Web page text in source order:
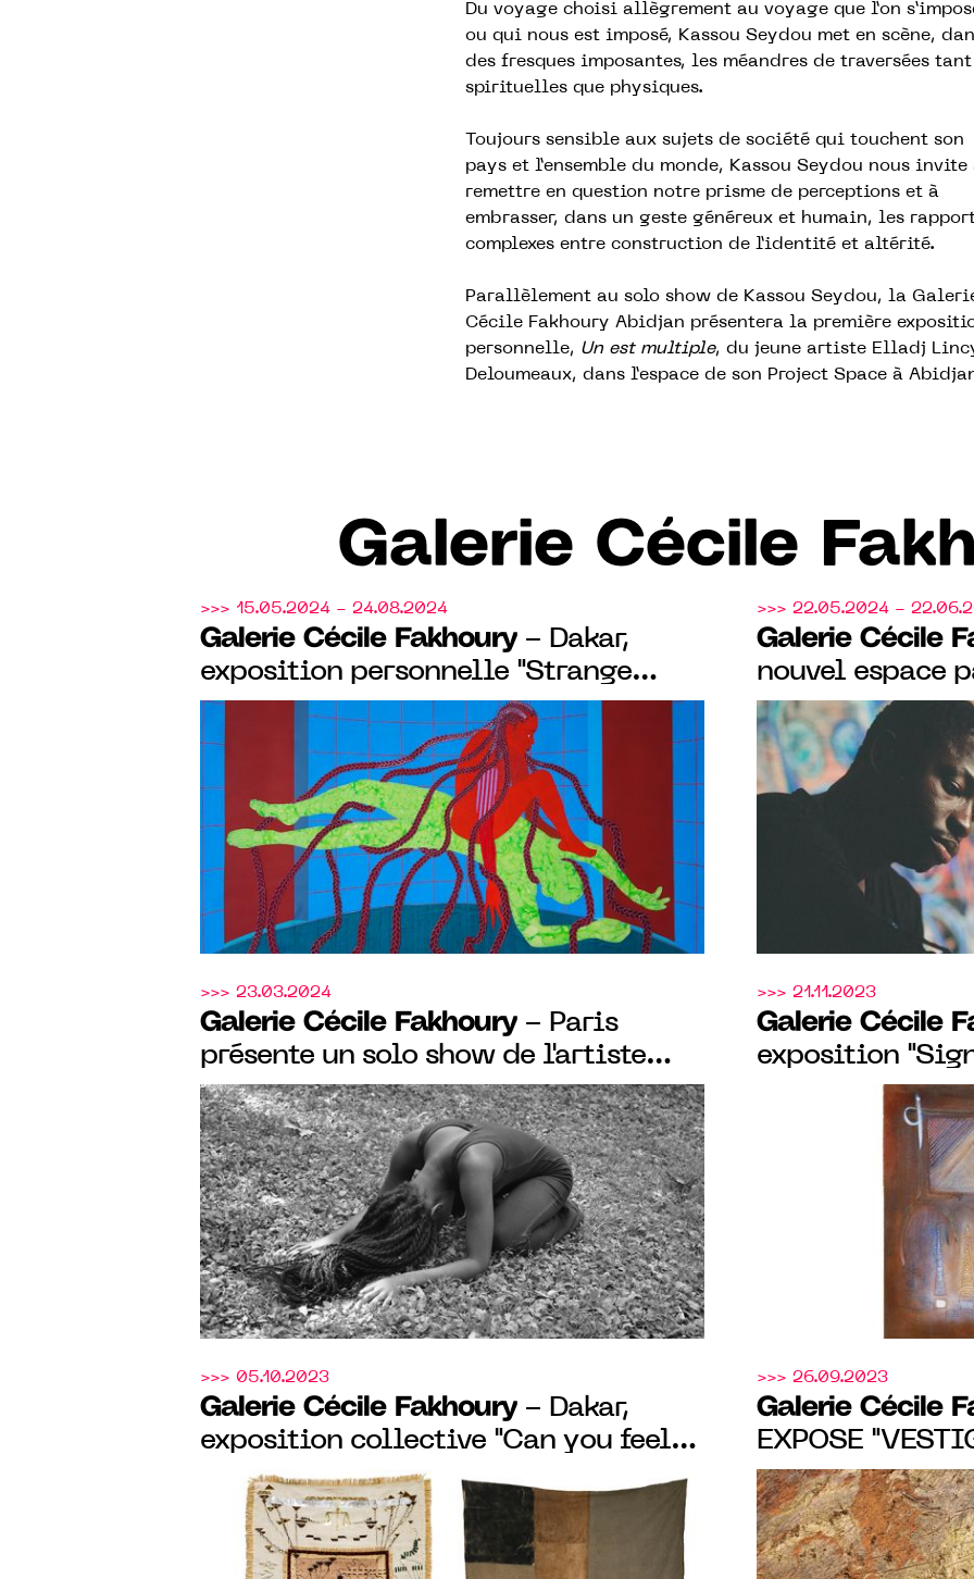
Du voyage choisi allègrement au voyage que l’on
ou qui nous est imposé, Kassou Seydou met en scène,
des fresques imposantes, les méandres de traversées tant
spirituelles que physiques.
Toujours sensible aux sujets de société qui touchent son
pays et l’ensemble du monde, Kassou Seydou nous invite
remettre en question notre prisme de perceptions et à
embrasser, dans un geste généreux et humain, les
complexes entre construction de l’identité et altérité.
Parallèlement au solo show de Kassou Seydou, la
Cécile Fakhoury Abidjan présentera la première
personnelle, Un est multiple, du jeune artiste Elladj
Deloumeaux, dans l’espace de son Project Space à
Galerie Cécile
>>> 15.05.2024 - 24.08.2024
Galerie Cécile Fakhoury- Dakar,
exposition personnelle "Strange
Flesh" de l’artiste Na Chainkua
Reindorf du 15 mai au 24 août 2024
>>> 22.05.2024 -
Galerie Cécile
nouvel espace
œuvres inédites
americano-
>>> 23.03.2024
Galerie Cécile Fakhoury- Paris
présente un solo show de l'artiste
Binta Diaw, du 08 février au 23 mars
2024
>>> 21.11.2023
Galerie Cécile
exposition
Souleymane
2023 au 27
>>> 05.10.2023
Galerie Cécile Fakhoury- Dakar,
exposition collective "Can you feel
the space that Space Occupies", du 21
septembre au 04 novembre 2023
>>> 26.09.2023
Galerie Cécile
EXPOSE
L’ARTISTE
SEPT. 2023 AU